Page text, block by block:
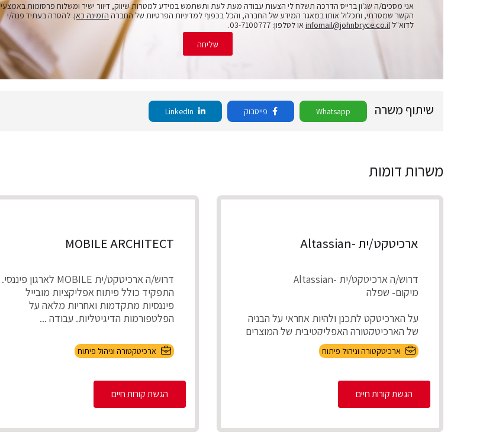
אני מסכים/ה שג'ון ברייס הדרכה תשלח לי הצעות עבודה מעת לעת ותשתמש במידע למטרות שיווק, דיוור ישיר ומשלוח פרסומות באמצעי
הקשר שמסרתי, ותכלול אותו במאגר המידע של החברה, והכל בכפוף למדיניות הפרטיות של החברה הזמינה כאן. להסרה בעתיד פנה/י
לדוא"ל infomail@johnbryce.co.il או לטלפון: 03-7100777.
שליחה
שיתוף משרה Whatsapp פייסבוק
משרות דומות
ארכיטקט/ית -Altassian
דרוש/ה ארכיטקט/ית -Altassian
מיקום- שפלה
על הארכיטקט לתכנן ולהיות אחראי על הבניה
של הארכיטקטורה האפליקטיבית של המוצרים
של Altassian ב... ארכיטקטורה וניהול פיתוח
הגשת קורות חיים
MOBILE ARCHITECT
דרוש/ה ארכיטקט/ית MOBILE לארגון פיננסי.
התפקיד כולל פיתוח אפליקציות מובייל
פיננסיות מתקדמות ואחריות מלאה על
הפלטפורמות הדיגיטליות. עבודה ...
ארכיטקטורה וניהול פיתוח
הגשת קורות חיים